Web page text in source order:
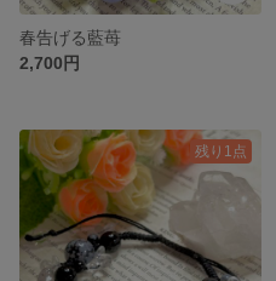
春告げる藍苺
2,700円
残り1点